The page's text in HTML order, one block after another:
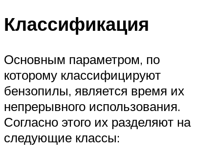
Классификация
Основным параметром, по
которому классифицируют
бензопилы, является время их
непрерывного использования.
Согласно этого их разделяют на
следующие классы: